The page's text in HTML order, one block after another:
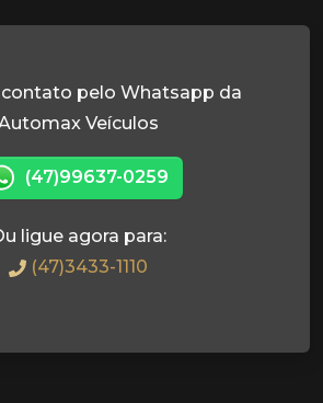
pelo Whatsapp da
Veículos
(47)99637-0259
ligue agora para:
(47)3433-1110